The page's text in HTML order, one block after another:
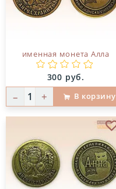
именная монета Алла
Цена:
300 руб.
– + В корзину